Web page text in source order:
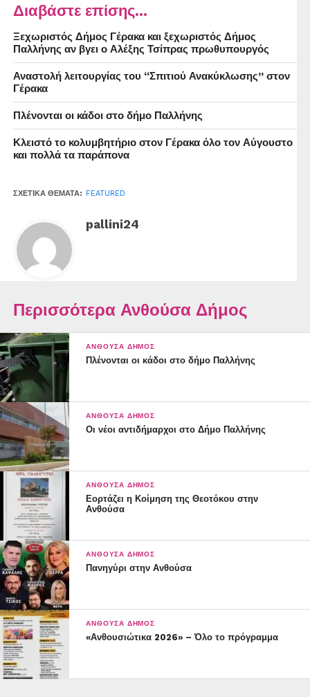
Διαβάστε επίσης...
Ξεχωριστός Δήμος Γέρακα και ξεχωριστός Δήμος
Παλλήνης αν βγει ο Αλέξης Τσίπρας πρωθυπουργός
Αναστολή λειτουργίας του “Σπιτιού Ανακύκλωσης” στον
Γέρακα
Πλένονται οι κάδοι στο δήμο Παλλήνης
Κλειστό το κολυμβητήριο στον Γέρακα όλο τον Αύγουστο
και πολλά τα παράπονα
ΣΧΕΤΙΚΆ ΘΈΜΑΤΑ: FEATURED
pallini24
Περισσότερα Ανθούσα Δήμος
ΑΝΘΟΎΣΑ ΔΉΜΟΣ
Πλένονται οι κάδοι στο δήμο Παλλήνης
ΑΝΘΟΎΣΑ ΔΉΜΟΣ
Οι νέοι αντιδήμαρχοι στο Δήμο Παλλήνης
ΑΝΘΟΎΣΑ ΔΉΜΟΣ
Εορτάζει η Κοίμηση της Θεοτόκου στην
Ανθούσα
ΑΝΘΟΎΣΑ ΔΉΜΟΣ
Πανηγύρι στην Ανθούσα
ΑΝΘΟΎΣΑ ΔΉΜΟΣ
«Ανθουσιώτικα 2026» – Όλο το πρόγραμμα